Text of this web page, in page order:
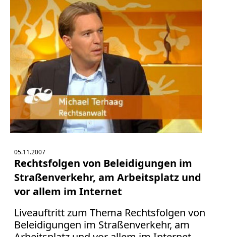
05.11.2007
Rechtsfolgen von Beleidigungen im
Straßenverkehr, am Arbeitsplatz und
vor allem im Internet
Liveauftritt zum Thema Rechtsfolgen von
Beleidigungen im Straßenverkehr, am
Fernsehen 2011
Fernsehen 2010
Fernsehen 2009
Fernsehen 2008
Fernsehen 2007
Fernsehen 2006
Fernsehen 2004
print & online